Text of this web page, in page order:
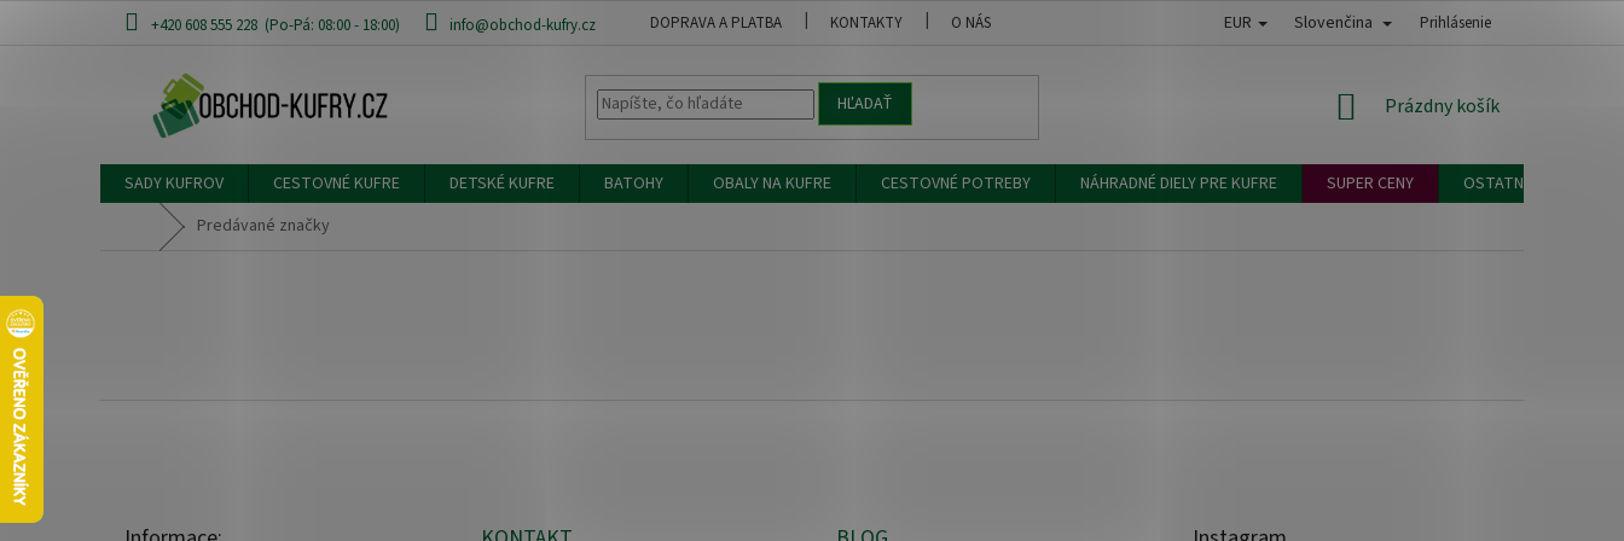
+420 608 555 228 info@obchod-kufry.cz DOPRAVA A PLATBA KONTAKTY O NÁS PODMIENKY OCHRANY OSOBNÝCH ÚDAJOV
EUR Slovenčina Prihlásenie
HĽADAŤ
NÁKUPNÝ
Prázdny košík
SADY KUFROV CESTOVNÉ KUFRE DETSKÉ KUFRE BATOHY OBALY NA KUFRE CESTOVNÉ POTREBY NÁHRADNÉ DIELY PRE KUFRE SUPER CENY
OSTATNÉ
Domov Predávané značky
t